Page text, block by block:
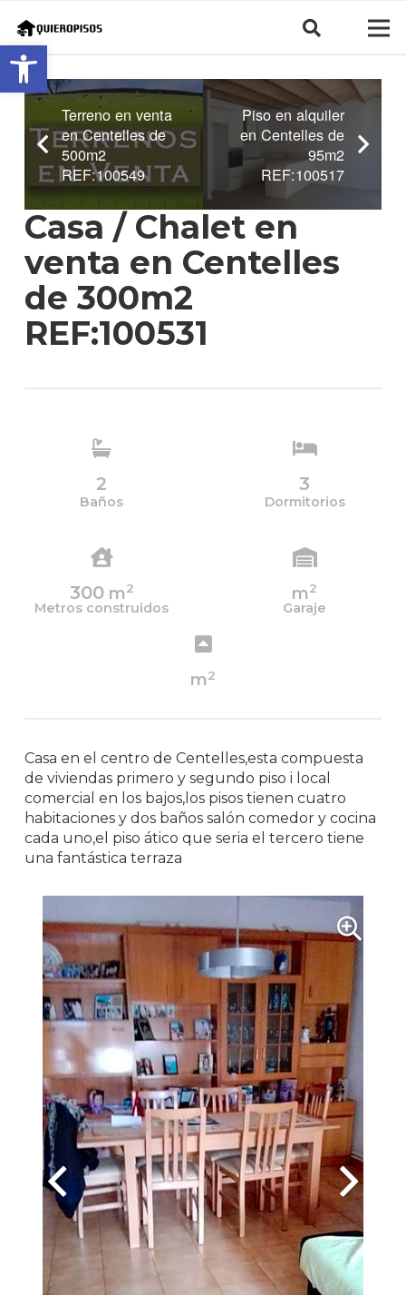
Abrir barra de herramientas
Terreno en venta
en Centelles de
500m2
REF:100549
Piso en alquiler
en Centelles de
95m2
REF:100517
Casa / Chalet en
venta en Centelles
de 300m2
REF:100531
2
Baños
3
Dormitorios
300m2
Metros construidos
m2
Garaje
m2
Casa en el centro de Centelles,esta compuesta
de viviendas primero y segundo piso i local
comercial en los bajos,los pisos tienen cuatro
habitaciones y dos baños salón comedor y cocina
cada uno,el piso ático que seria el tercero tiene
una fantástica terraza